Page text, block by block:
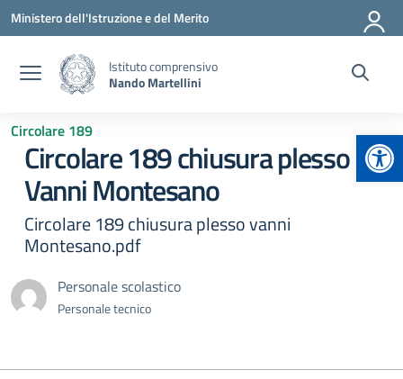
Vai ai contenuti
Vai al menu di navigazione
Vai al footer
Ministero dell'Istruzione e del Merito
Istituto comprensivo
Nando Martellini
Circolare 189
Circolare 189 chiusura plesso
Vanni Montesano
Circolare 189 chiusura plesso vanni
Montesano.pdf
Personale scolastico
Personale tecnico